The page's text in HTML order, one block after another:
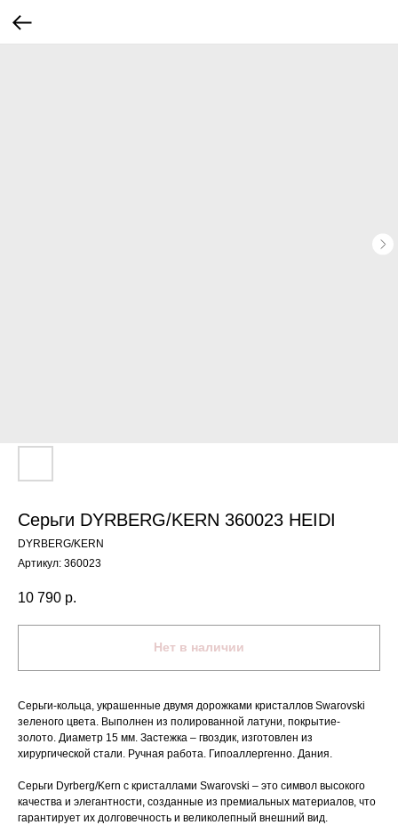
Серьги DYRBERG/KERN 360023 HEIDI
DYRBERG/KERN
Артикул: 360023
10 790 р.
Нет в наличии
Серьги-кольца, украшенные двумя дорожками кристаллов Swarovski
зеленого цвета. Выполнен из полированной латуни, покрытие-
золото. Диаметр 15 мм. Застежка – гвоздик, изготовлен из
хирургической стали. Ручная работа. Гипоаллергенно. Дания.
Серьги Dyrberg/Kern с кристаллами Swarovski – это символ высокого
качества и элегантности, созданные из премиальных материалов, что
гарантирует их долговечность и великолепный внешний вид.